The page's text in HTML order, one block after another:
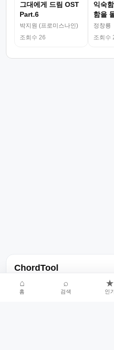
그대에게 드림 OST
Part.6
박지원 (프로미스나인)
조회수 26
익숙
함을
정창룡
조회수
ChordTool
노래 가사, 곡 정보, 코드, 악보를
서비스입니다.
⌂
홈
⌕
검색
★
인